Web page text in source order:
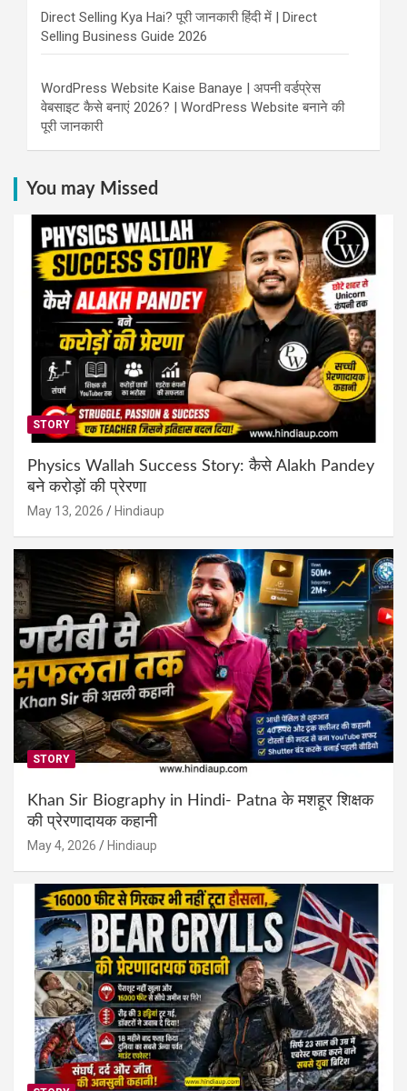
Direct Selling Kya Hai? पूरी जानकारी हिंदी में | Direct
Selling Business Guide 2026
WordPress Website Kaise Banaye | अपनी वर्डप्रेस
वेबसाइट कैसे बनाएं 2026? | WordPress Website बनाने की
पूरी जानकारी
You may Missed
STORY
Physics Wallah Success Story: कैसे Alakh Pandey
बने करोड़ों की प्रेरणा
May 13, 2026 Hindiaup
STORY
Khan Sir Biography in Hindi- Patna के मशहूर शिक्षक
की प्रेरणादायक कहानी
May 4, 2026 Hindiaup